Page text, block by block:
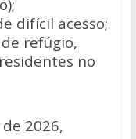
difícil acesso;
refúgio,
no
2026,